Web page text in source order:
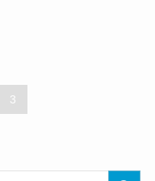
3